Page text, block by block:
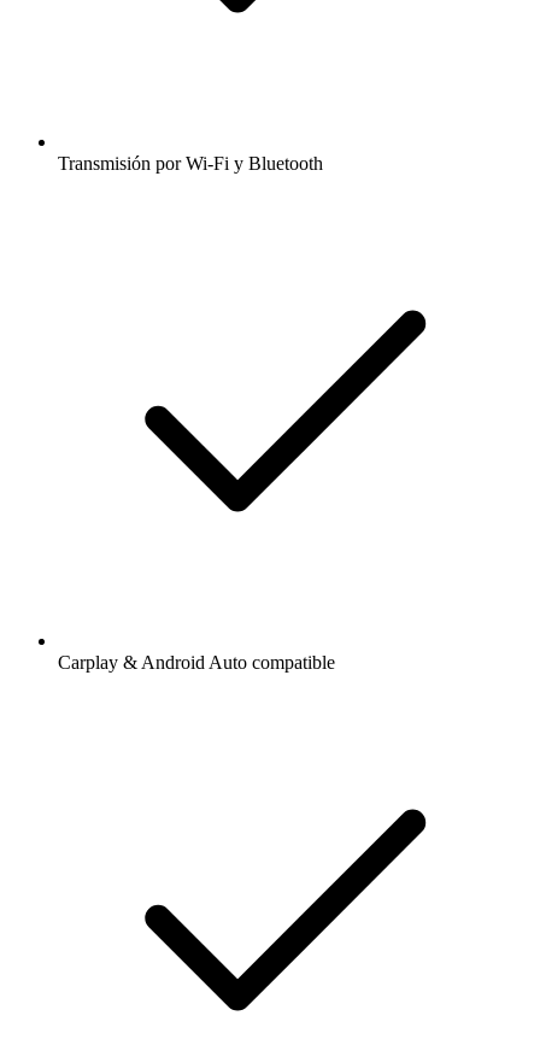
Transmisión por Wi-Fi y Bluetooth
Carplay & Android Auto compatible